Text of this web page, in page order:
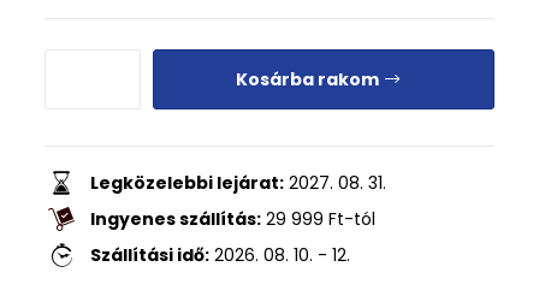
Kosárba rakom
Legközelebbi lejárat: 2027. 08. 31.
Ingyenes szállítás: 29 999 Ft-tól
Szállítási idő: 2026. 08. 10. - 12.